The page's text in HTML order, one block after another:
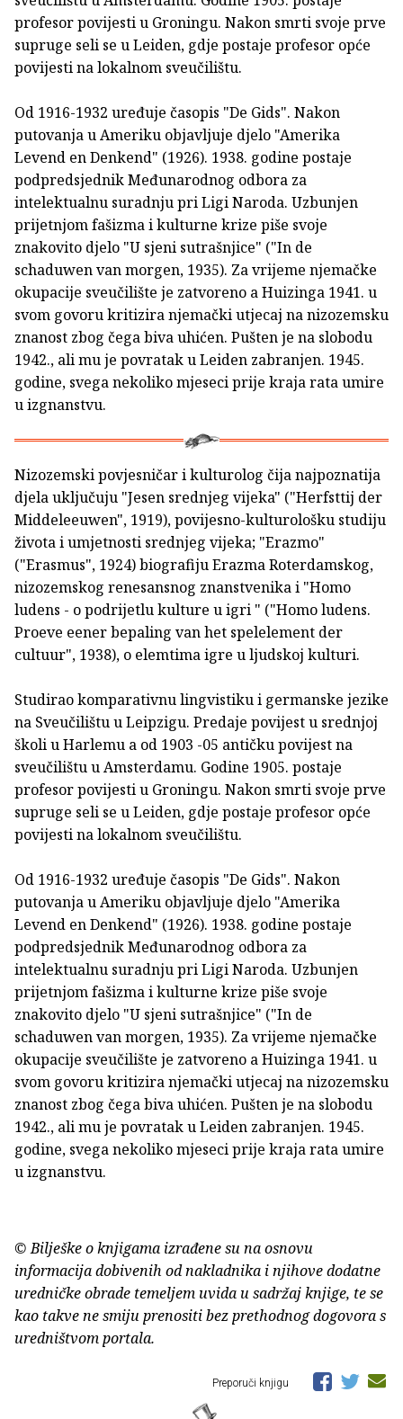
profesor povijesti u Groningu. Nakon smrti svoje prve
supruge seli se u Leiden, gdje postaje profesor opće
povijesti na lokalnom sveučilištu.
Od 1916-1932 uređuje časopis "De Gids". Nakon
putovanja u Ameriku objavljuje djelo "Amerika
Levend en Denkend" (1926). 1938. godine postaje
podpredsjednik Međunarodnog odbora za
intelektualnu suradnju pri Ligi Naroda. Uzbunjen
prijetnjom fašizma i kulturne krize piše svoje
znakovito djelo "U sjeni sutrašnjice" ("In de
schaduwen van morgen, 1935). Za vrijeme njemačke
okupacije sveučilište je zatvoreno a Huizinga 1941. u
svom govoru kritizira njemački utjecaj na nizozemsku
znanost zbog čega biva uhićen. Pušten je na slobodu
1942., ali mu je povratak u Leiden zabranjen. 1945.
godine, svega nekoliko mjeseci prije kraja rata umire
u izgnanstvu.
Nizozemski povjesničar i kulturolog čija najpoznatija
djela uključuju "Jesen srednjeg vijeka" ("Herfsttij der
Middeleeuwen", 1919), povijesno-kulturološku studiju
života i umjetnosti srednjeg vijeka; "Erazmo"
("Erasmus", 1924) biografiju Erazma Roterdamskog,
nizozemskog renesansnog znanstvenika i "Homo
ludens - o podrijetlu kulture u igri " ("Homo ludens.
Proeve eener bepaling van het spelelement der
cultuur", 1938), o elemtima igre u ljudskoj kulturi.
Studirao komparativnu lingvistiku i germanske jezike
na Sveučilištu u Leipzigu. Predaje povijest u srednjoj
školi u Harlemu a od 1903 -05 antičku povijest na
sveučilištu u Amsterdamu. Godine 1905. postaje
profesor povijesti u Groningu. Nakon smrti svoje prve
supruge seli se u Leiden, gdje postaje profesor opće
povijesti na lokalnom sveučilištu.
Od 1916-1932 uređuje časopis "De Gids". Nakon
putovanja u Ameriku objavljuje djelo "Amerika
Levend en Denkend" (1926). 1938. godine postaje
podpredsjednik Međunarodnog odbora za
intelektualnu suradnju pri Ligi Naroda. Uzbunjen
prijetnjom fašizma i kulturne krize piše svoje
znakovito djelo "U sjeni sutrašnjice" ("In de
schaduwen van morgen, 1935). Za vrijeme njemačke
okupacije sveučilište je zatvoreno a Huizinga 1941. u
svom govoru kritizira njemački utjecaj na nizozemsku
znanost zbog čega biva uhićen. Pušten je na slobodu
1942., ali mu je povratak u Leiden zabranjen. 1945.
godine, svega nekoliko mjeseci prije kraja rata umire
u izgnanstvu.
© Bilješke o knjigama izrađene su na osnovu
informacija dobivenih od nakladnika i njihove dodatne
uredničke obrade temeljem uvida u sadržaj knjige, te se
kao takve ne smiju prenositi bez prethodnog dogovora s
uredništvom portala.
Preporuči knjigu